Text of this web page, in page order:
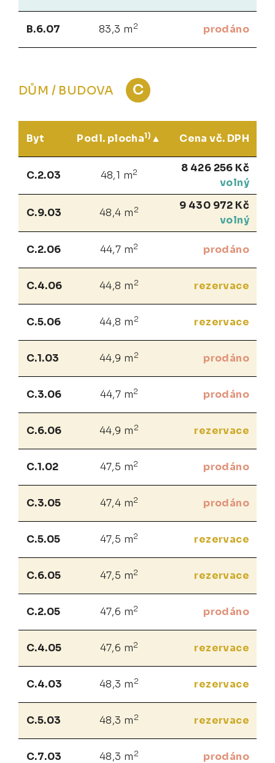
B.6.07 83,3 m 2 prodáno
DŮM / BUDOVA C
Byt Podl. plocha1) Cena vč. DPH
C.2.03 48,1 m2
8 426 256 Kč
volný
C.9.03 48,4 m 2
9 430 972 Kč
volný
C.2.06 44,7 m2 prodáno
C.4.06 44,8 m 2 rezervace
C.5.06 44,8 m 2 rezervace
C.1.03 44,9 m 2 prodáno
C.3.06 44,7 m2 prodáno
C.6.06 44,9 m 2 rezervace
C.1.02 47,5 m2 prodáno
C.3.05 47,4 m2 prodáno
C.5.05 47,5 m2 rezervace
C.6.05 47,5 m2 rezervace
C.2.05 47,6 m2 prodáno
C.4.05 47,6 m2 rezervace
C.4.03 48,3 m 2 rezervace
C.5.03 48,3 m 2 rezervace
C.7.03 48,3 m 2 prodáno